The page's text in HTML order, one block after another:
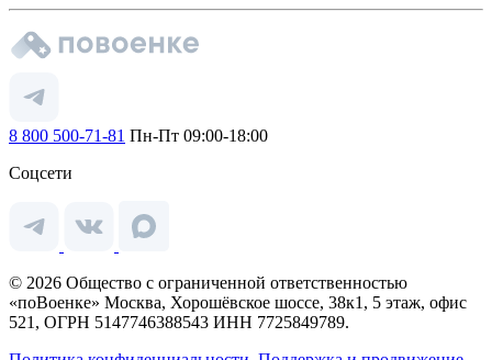
8 800 500-71-81 Пн-Пт 09:00-18:00
Соцсети
© 2026 Общество с ограниченной ответственностью
«поВоенке» Москва, Хорошёвское шоссе, 38к1, 5 этаж, офис
521, ОГРН 5147746388543 ИНН 7725849789.